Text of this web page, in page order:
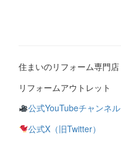
住まいのリフォーム専門店
リフォームアウトレット
公式YouTubeチャンネル
公式X（旧Twitter）